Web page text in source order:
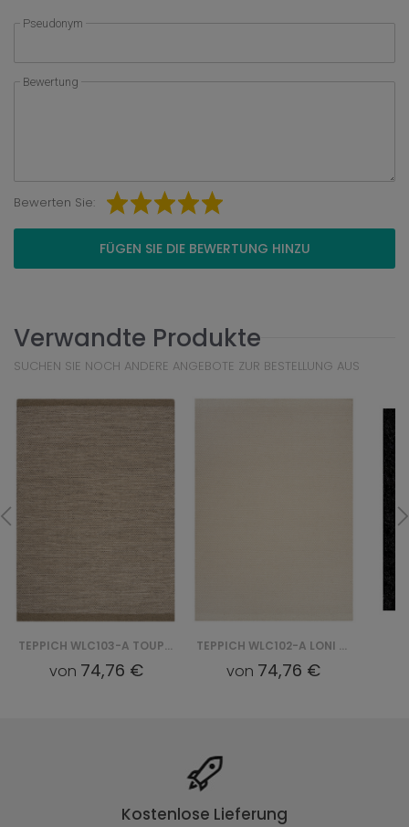
Pseudonym
Bewertung
Bewerten Sie:
FÜGEN SIE DIE BEWERTUNG HINZU
Verwandte Produkte
SUCHEN SIE NOCH ANDERE ANGEBOTE ZUR BESTELLUNG AUS
TEPPICH WLC103-A TOUPE LONI
von 74,76 €
TEPPICH WLC102-A LONI - BIAŁY
von 74,76 €
Kostenlose Lieferung